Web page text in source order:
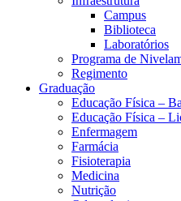
Campus
Biblioteca
Laboratórios
Programa de
Regimento
Graduação
Educação Física –
Educação Física –
Enfermagem
Farmácia
Fisioterapia
Medicina
Nutrição